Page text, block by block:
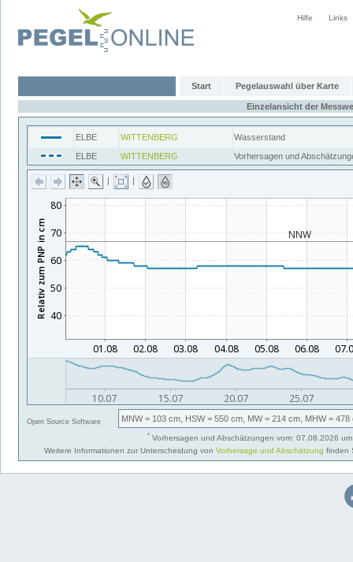
Hilfe Links
Start Pegelauswahl über Karte
Einzelansicht der
ELBE WITTENBERG
Wasserstand
ELBE
WITTENBERG Vorhersagen und
| |
Open Source Software MNW= 103 cm, HSW= 550 cm, MW= 214 cm, MHW= 478
* Vorhersagen und Abschätzungen vom: 07.08.2026
Weitere Informationen zur Unterscheidung von Vorhersage und Abschätzung finden